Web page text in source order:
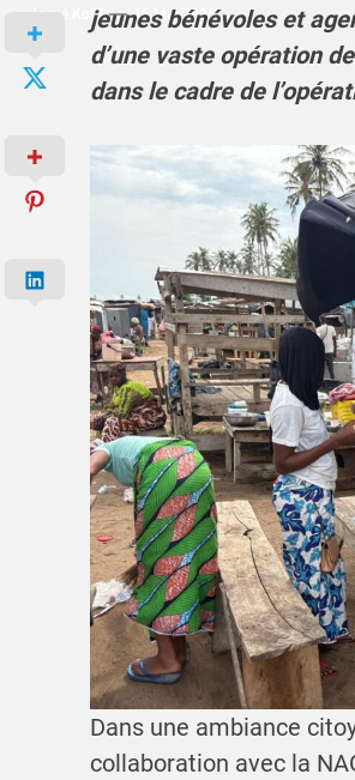
Josué Koffi 16 Mai 2026
jeunes bénévoles et
d’une vaste opération
dans le cadre de
Dans une ambiance
collaboration avec la